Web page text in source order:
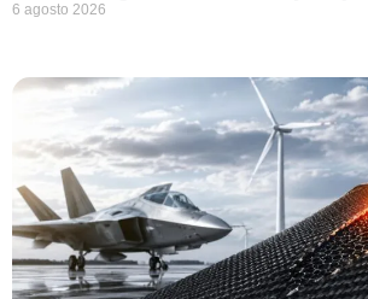
6 agosto 2026